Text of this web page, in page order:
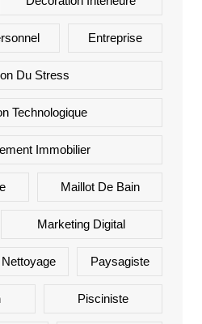
Entreprise
Du Stress
Technologique
Immobilier
Maillot De Bain
Marketing Digital
Nettoyage Paysagiste
Pisciniste